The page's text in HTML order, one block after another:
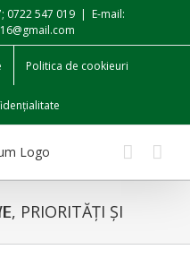
0722 547 019 | E-mail:
Politica de cookieuri